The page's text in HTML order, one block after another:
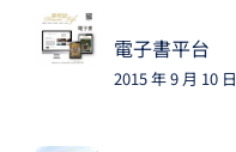
電子書平台
2015 年 9 月 10 日